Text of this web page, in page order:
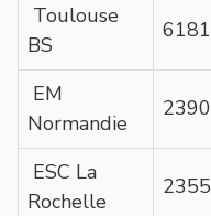
Toulouse
BS
6181
EM
Normandie
2390
ESC La
Rochelle
2355